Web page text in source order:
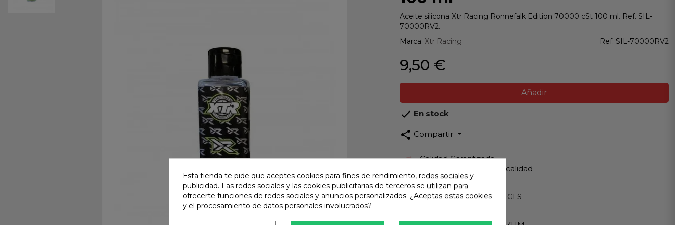
Aceite silicona Xtr Racing Ronnefalk Edition 70000 cSt 100 ml. Ref. SIL-
70000RV2.
Marca: Xtr Racing Ref: SIL-70000RV2
9,50 €
Añadir
 En stock
share Compartir
Calidad Garantizada
Productos de Máxima calidad
Envío Rápido
Envios Internacionales GLS
Esta tienda te pide que aceptes cookies para fines de rendimiento, redes sociales y
publicidad. Las redes sociales y las cookies publicitarias de terceros se utilizan para
ofrecerte funciones de redes sociales y anuncios personalizados. ¿Aceptas estas cookies
y el procesamiento de datos personales involucrados?